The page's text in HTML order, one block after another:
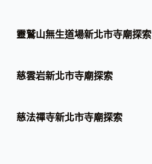
靈鷲山無生道場新北市寺廟探索
慈雲岩新北市寺廟探索
慈法禪寺新北市寺廟探索